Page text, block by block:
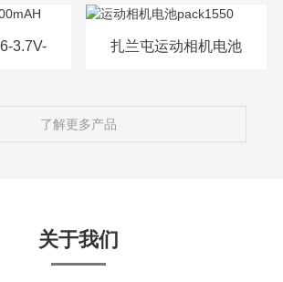
气泵动力电池组
3.7V- 扎兰屯运动相机电池
了解更多产品
关于我们